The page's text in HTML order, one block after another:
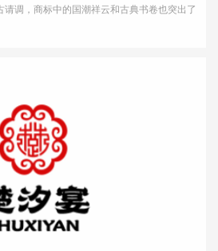
请调，商标中的国潮祥云和古典书卷也突出了
，喜庆，幸福，更有人间烟火的气息，象征